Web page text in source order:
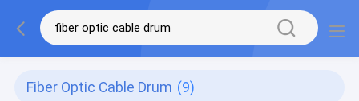
Fiber Optic Cable Drum (9)